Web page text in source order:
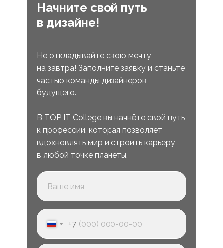
Начните свой путь
в дизайне!
Не откладывайте свою мечту
на завтра! Заполните заявку и станьте
частью команды дизайнеров
будущего.
В TOP IT College вы начнёте свой путь
к профессии, которая позволяет
вдохновлять мир и строить карьеру
в любой точке планеты.
+7